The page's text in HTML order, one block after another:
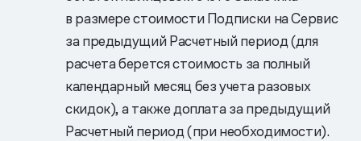
в размере стоимости Подписки на Сервис
за предыдущий Расчетный период (для
расчета берется стоимость за полный
календарный месяц без учета разовых
скидок), а также доплата за предыдущий
Расчетный период (при необходимости).